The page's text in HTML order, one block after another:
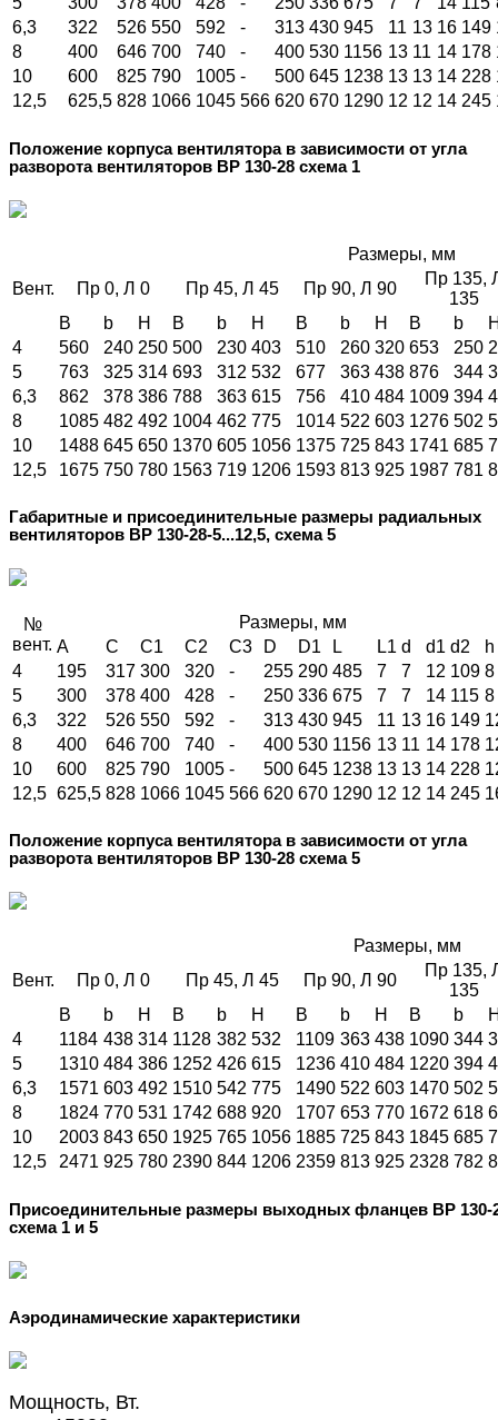
6,3
322 526 550 592 - 313 430 945 11 13 16 149
8
400 646 700 740 - 400 530 1156 13 11 14 178
10
600 825 790 1005 - 500 645 1238 13 13 14 228
12,5
625,5 828 1066 1045 566 620 670 1290 12 12 14 245
Положение корпуса вентилятора в зависимости от угла
разворота вентиляторов ВР 130-28 схема 1
Вент.
Размеры, мм
Пр 0, Л 0
Пр 45, Л 45 Пр 90, Л 90
Пр 135,
135
B
b H B b H B b H B b
4
560 240 250 500 230 403 510 260 320 653 250
5
763 325 314 693 312 532 677 363 438 876 344
6,3
862 378 386 788 363 615 756 410 484 1009 394
8
1085 482 492 1004 462 775 1014 522 603 1276 502
10
1488 645 650 1370 605 1056 1375 725 843 1741 685
12,5
1675 750 780 1563 719 1206 1593 813 925 1987 781
Габаритные и присоединительные размеры радиальных
вентиляторов ВР 130-28-5...12,5, схема 5
№
вент.
Размеры, мм
А
C C1 C2 C3 D D1 L L1 d d1 d2
h
4
195 317 300 320 - 255 290 485 7 7 12 109 8
5
300 378 400 428 - 250 336 675 7 7 14 115 8
6,3
322 526 550 592 - 313 430 945 11 13 16 149
8
400 646 700 740 - 400 530 1156 13 11 14 178
10
600 825 790 1005 - 500 645 1238 13 13 14 228
12,5 625,5 828 1066 1045 566 620 670 1290 12 12 14 245
Положение корпуса вентилятора в зависимости от угла
разворота вентиляторов ВР 130-28 схема 5
Вент.
Размеры, мм
Пр 0, Л 0
Пр 45, Л 45 Пр 90, Л 90
Пр 135,
135
B
b H B b H B b H B b
4
1184 438 314 1128 382 532 1109 363 438 1090 344
5
1310 484 386 1252 426 615 1236 410 484 1220 394
6,3
1571 603 492 1510 542 775 1490 522 603 1470 502
8
1824 770 531 1742 688 920 1707 653 770 1672 618
10
2003 843 650 1925 765 1056 1885 725 843 1845 685
12,5
2471 925 780 2390 844 1206 2359 813 925 2328 782
Присоединительные размеры выходных фланцев ВР 130-
схема 1 и 5
Аэродинамические характеристики
Мощность, Вт.